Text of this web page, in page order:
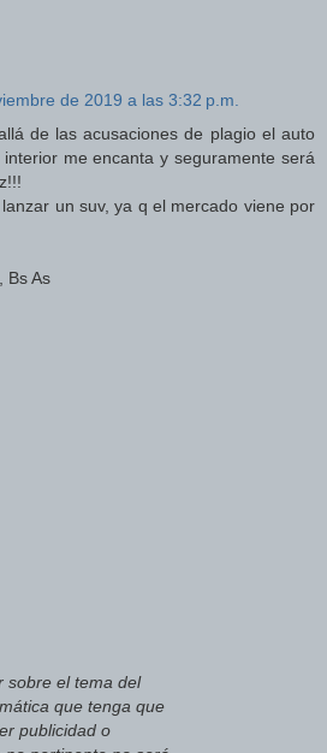
de 2019 a las 3:32 p.m.
de las acusaciones de plagio el auto
me encanta y seguramente será
un suv, ya q el mercado viene por
Bs As
sobre el tema del
que tenga que
publicidad o